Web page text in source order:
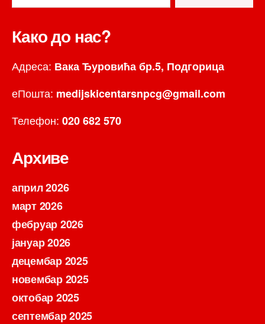
Како до нас?
Адреса: Вака Ђуровића бр.5, Подгорица
еПошта: medijskicentarsnpcg@gmail.com
Телефон: 020 682 570
Архиве
април 2026
март 2026
фебруар 2026
јануар 2026
децембар 2025
новембар 2025
октобар 2025
септембар 2025